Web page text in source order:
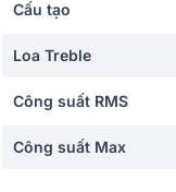
Cấu tạo
Loa Treble
Công suất RMS
Công suất Max